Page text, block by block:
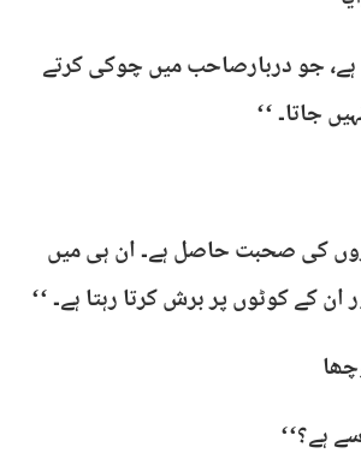
ہے، جو دربارصاحب میں چوکی کرتے
جاتا۔ ‘‘
کی صحبت حاصل ہے۔ ان ہی میں
ان کے کوٹوں پر برش کرتا رہتا ہے۔ ‘‘
ہے؟‘‘